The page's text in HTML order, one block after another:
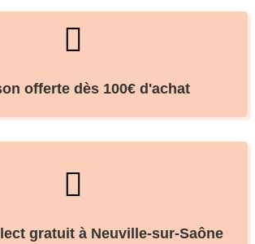

offerte dès 100€ d'achat

gratuit à Neuville-sur-Saône